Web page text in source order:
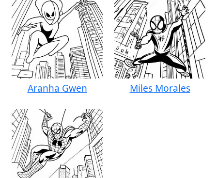
Aranha Gwen Miles Morales